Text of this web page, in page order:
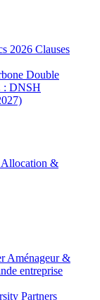
2026 Clauses
Double
: DNSH
Allocation &
Aménageur &
entreprise
Partners